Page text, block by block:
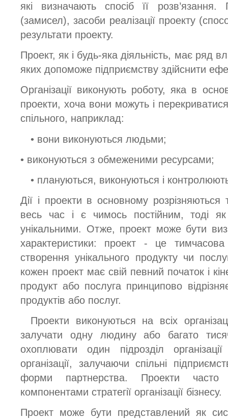
які визначають спосіб її
(замисел), засоби реалізації проекту
результати проекту.
Проект, як і будь-яка діяльність, має ряд
яких допоможе підприємству здійснити
Організації виконують роботу, яка в
проекти, хоча вони можуть і
спільного, наприклад:
• вони виконуються людьми;
• виконуються з обмеженими ресурсами;
• плануються, виконуються і
Дії і проекти в основному
весь час і є чимось постійним, тоді
унікальними. Отже, проект може бути
характеристики: проект - це
створення унікального продукту чи
кожен проект має свій певний початок і
продукт або послуга принципово
продуктів або послуг.
Проекти виконуються на всіх
залучати одну людину або багато
охоплювати один підрозділ
організації, залучаючи спільні
форми партнерства. Проекти
компонентами стратегії організації бізнесу.
Проект може бути представлений як